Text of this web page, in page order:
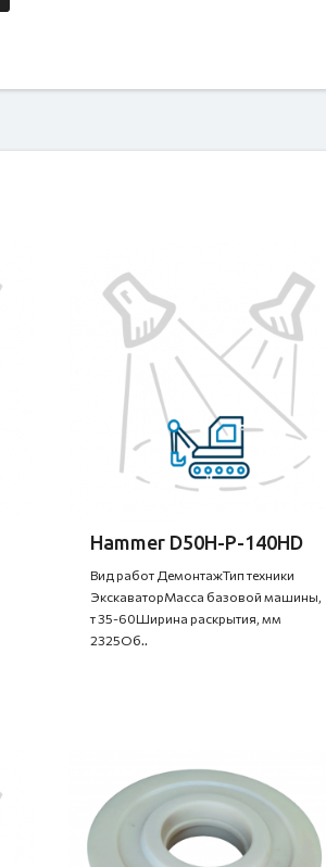
Hammer D50H-P-140HD
Вид работ ДемонтажТип техники
ЭкскаваторМасса базовой машины,
т 35-60Ширина раскрытия, мм
2325Об..